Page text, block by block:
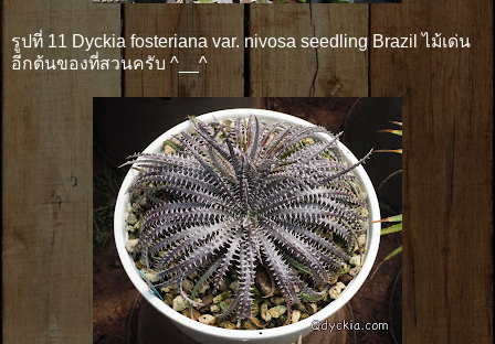
รูปที่ 11 Dyckia fosteriana var. nivosa seedling Brazil ไม้เด่น
อีกต้นของที่สวนครับ ^__^